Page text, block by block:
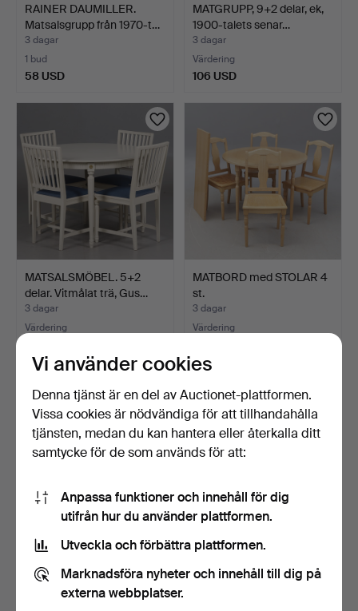
RAINER DAUMILLER.
Matsalsgrupp från 1970-t…
3 dagar
1 bud
58 USD
MATGRUPP, 9+2 delar, ek,
1900-talets senar…
3 dagar
Värdering
106 USD
MATSALSMÖBEL. 5+2
delar. Vitmålat trä, Gus…
3 dagar
Värdering
MATBORD med STOLAR 4
st.
3 dagar
Värdering
ERIK WÖRTZ.
IKEA, "…
3 dagar
MATGRUPP, 7 delar, "Axet",
3 dagar
Vi använder cookies
Denna tjänst är en del av Auctionet-plattformen.
Vissa cookies är nödvändiga för att tillhandahålla
tjänsten, medan du kan hantera eller återkalla ditt
samtycke för de som används för att:
Anpassa funktioner och innehåll för dig
utifrån hur du använder plattformen.
Utveckla och förbättra plattformen.
Marknadsföra nyheter och innehåll till dig på
externa webbplatser.